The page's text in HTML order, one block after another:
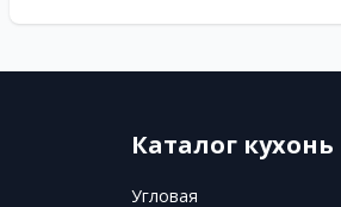
Каталог кухонь
Угловая